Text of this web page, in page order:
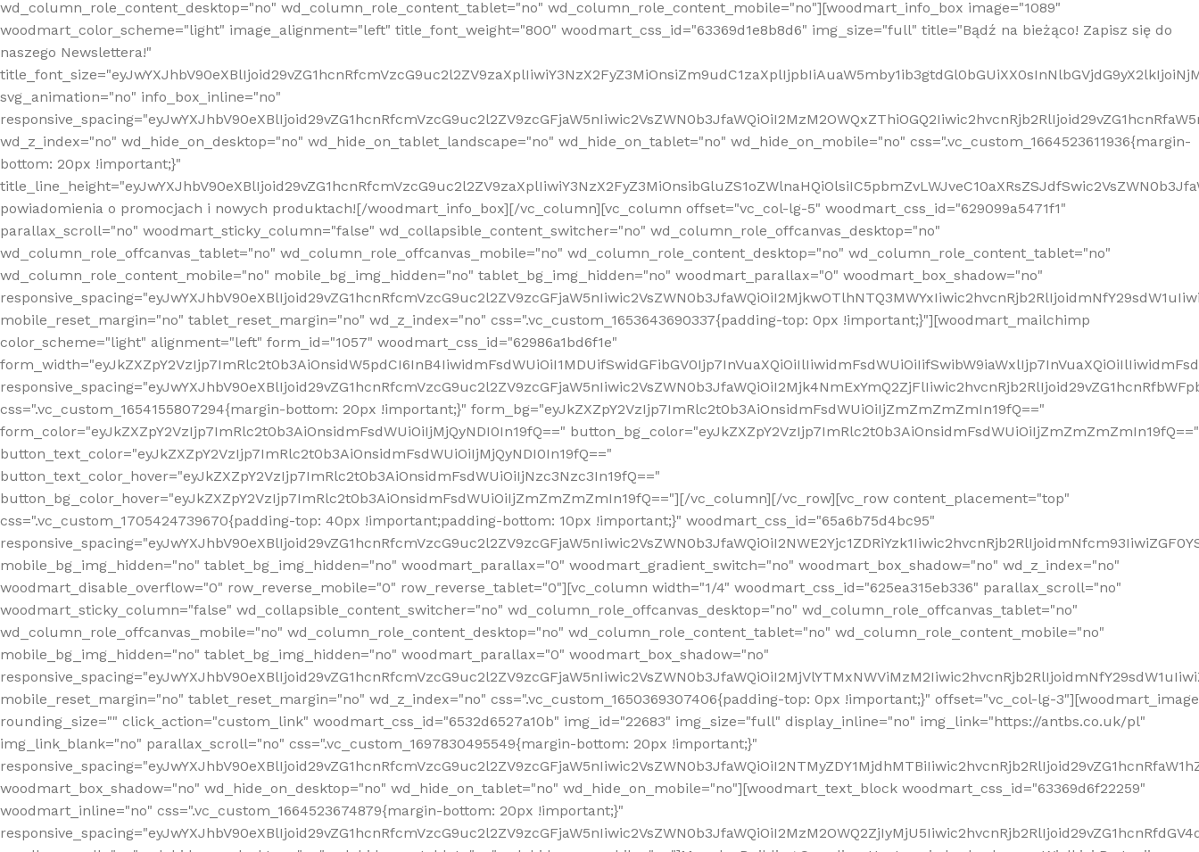
wd_column_role_content_desktop="no" wd_column_role_content_tablet="no" wd_column_role_content_mobile="no"][woodmart_info_box image="1089"
woodmart_color_scheme="light" image_alignment="left" title_font_weight="800" woodmart_css_id="63369d1e8b8d6" img_size="full" title="Bądź na bieżąco! Zapisz się do
naszego Newslettera!"
svg_animation="no" info_box_inline="no"
wd_z_index="no" wd_hide_on_desktop="no" wd_hide_on_tablet_landscape="no" wd_hide_on_tablet="no" wd_hide_on_mobile="no" css=".vc_custom_1664523611936{margin-
bottom: 20px !important;}"
powiadomienia o promocjach i nowych produktach![/woodmart_info_box][/vc_column][vc_column offset="vc_col-lg-5" woodmart_css_id="629099a5471f1"
parallax_scroll="no" woodmart_sticky_column="false" wd_collapsible_content_switcher="no" wd_column_role_offcanvas_desktop="no"
wd_column_role_offcanvas_tablet="no" wd_column_role_offcanvas_mobile="no" wd_column_role_content_desktop="no" wd_column_role_content_tablet="no"
wd_column_role_content_mobile="no" mobile_bg_img_hidden="no" tablet_bg_img_hidden="no" woodmart_parallax="0" woodmart_box_shadow="no"
mobile_reset_margin="no" tablet_reset_margin="no" wd_z_index="no" css=".vc_custom_1653643690337{padding-top: 0px !important;}"][woodmart_mailchimp
color_scheme="light" alignment="left" form_id="1057" woodmart_css_id="62986a1bd6f1e"
css=".vc_custom_1654155807294{margin-bottom: 20px !important;}" form_bg="eyJkZXZpY2VzIjp7ImRlc2t0b3AiOnsidmFsdWUiOiIjZmZmZmZmIn19fQ=="
form_color="eyJkZXZpY2VzIjp7ImRlc2t0b3AiOnsidmFsdWUiOiIjMjQyNDI0In19fQ==" button_bg_color="eyJkZXZpY2VzIjp7ImRlc2t0b3AiOnsidmFsdWUiOiIjZmZmZmZmIn19fQ=="
button_text_color="eyJkZXZpY2VzIjp7ImRlc2t0b3AiOnsidmFsdWUiOiIjMjQyNDI0In19fQ=="
button_text_color_hover="eyJkZXZpY2VzIjp7ImRlc2t0b3AiOnsidmFsdWUiOiIjNzc3Nzc3In19fQ=="
button_bg_color_hover="eyJkZXZpY2VzIjp7ImRlc2t0b3AiOnsidmFsdWUiOiIjZmZmZmZmIn19fQ=="][/vc_column][/vc_row][vc_row content_placement="top"
css=".vc_custom_1705424739670{padding-top: 40px !important;padding-bottom: 10px !important;}" woodmart_css_id="65a6b75d4bc95"
mobile_bg_img_hidden="no" tablet_bg_img_hidden="no" woodmart_parallax="0" woodmart_gradient_switch="no" woodmart_box_shadow="no" wd_z_index="no"
woodmart_disable_overflow="0" row_reverse_mobile="0" row_reverse_tablet="0"][vc_column width="1/4" woodmart_css_id="625ea315eb336" parallax_scroll="no"
woodmart_sticky_column="false" wd_collapsible_content_switcher="no" wd_column_role_offcanvas_desktop="no" wd_column_role_offcanvas_tablet="no"
wd_column_role_offcanvas_mobile="no" wd_column_role_content_desktop="no" wd_column_role_content_tablet="no" wd_column_role_content_mobile="no"
mobile_bg_img_hidden="no" tablet_bg_img_hidden="no" woodmart_parallax="0" woodmart_box_shadow="no"
mobile_reset_margin="no" tablet_reset_margin="no" wd_z_index="no" css=".vc_custom_1650369307406{padding-top: 0px !important;}" offset="vc_col-lg-3"][woodmart_image
rounding_size="" click_action="custom_link" woodmart_css_id="6532d6527a10b" img_id="22683" img_size="full" display_inline="no" img_link="https://antbs.co.uk/pl"
img_link_blank="no" parallax_scroll="no" css=".vc_custom_1697830495549{margin-bottom: 20px !important;}"
woodmart_box_shadow="no" wd_hide_on_desktop="no" wd_hide_on_tablet="no" wd_hide_on_mobile="no"][woodmart_text_block woodmart_css_id="63369d6f22259"
woodmart_inline="no" css=".vc_custom_1664523674879{margin-bottom: 20px !important;}"